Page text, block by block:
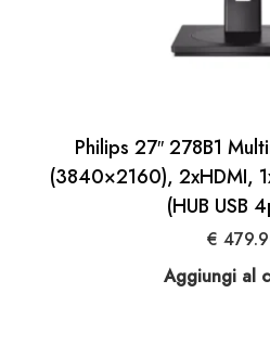
Philips 27″ 278B1
(3840×2160), 2xHDMI,
(HUB USB
€
Aggiungi al